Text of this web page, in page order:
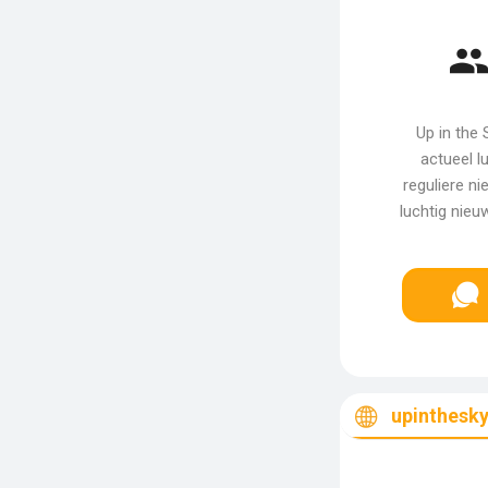
Up in the
actueel
reguliere
luchtig